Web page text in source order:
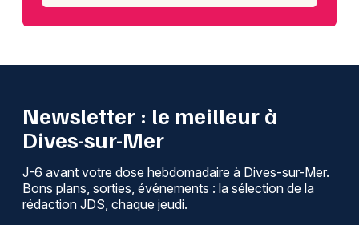
Newsletter : le meilleur à
Dives-sur-Mer
J-6 avant votre dose hebdomadaire à Dives-sur-Mer.
Bons plans, sorties, événements : la sélection de la
rédaction JDS, chaque jeudi.